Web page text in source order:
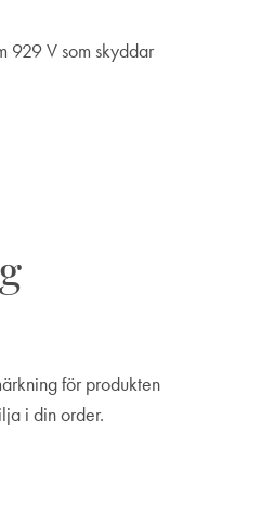
929 V som skyddar
för produkten
i din order.